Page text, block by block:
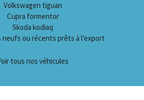
Volkswagen tiguan
Cupra formentor
Skoda kodiaq
ou récents prêts à l’export
tous nos véhicules